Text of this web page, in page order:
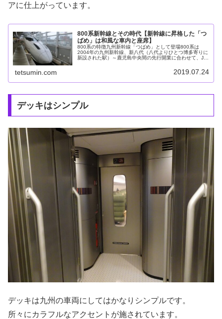
アに仕上がっています。
800系新幹線とその時代【新幹線に昇格した「つ
ばめ」は和風な車内と座席】
800系の特徴九州新幹線「つばめ」として登場800系は
2004年の九州新幹線、新八代（八代よりひとつ博多寄りに
新設された駅）～鹿児島中央間の先行開業に合わせて、JR
tetsumin.com 2019.07.24
デッキはシンプル
デッキは九州の車両にしてはかなりシンプルです。
所々にカラフルなアクセントが施されています。